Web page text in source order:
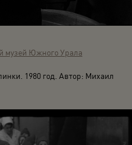
музей Южного Урала
1980 год. Автор: Михаил